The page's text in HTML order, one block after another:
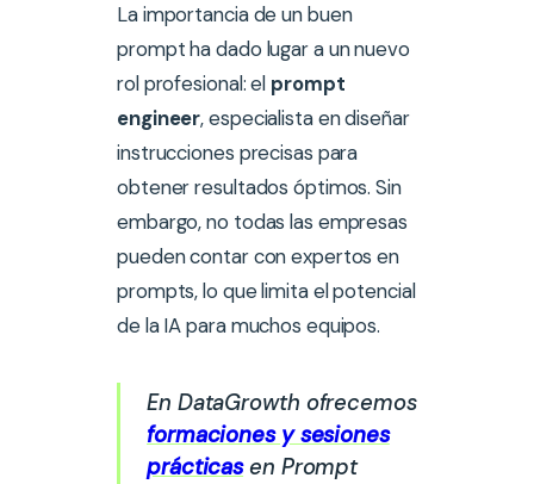
La importancia de un buen
prompt ha dado lugar a un nuevo
rol profesional: el prompt
engineer, especialista en diseñar
instrucciones precisas para
obtener resultados óptimos. Sin
embargo, no todas las empresas
pueden contar con expertos en
prompts, lo que limita el potencial
de la IA para muchos equipos.
En DataGrowth ofrecemos
formaciones y sesiones
prácticasen Prompt